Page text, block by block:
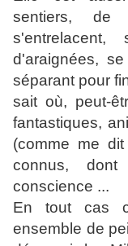
sentiers, de
s'entrelacent,
d'araignées,
séparant pour
sait où, peut-
fantastiques,
(comme me
connus,
conscience ...
En tout cas
ensemble de